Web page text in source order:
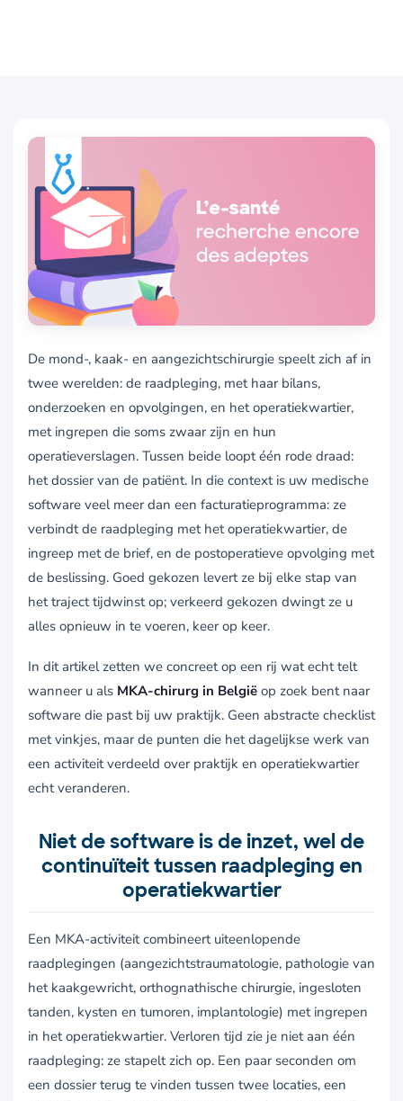
De mond-, kaak- en aangezichtschirurgie speelt zich af in
twee werelden: de raadpleging, met haar bilans,
onderzoeken en opvolgingen, en het operatiekwartier,
met ingrepen die soms zwaar zijn en hun
operatieverslagen. Tussen beide loopt één rode draad:
het dossier van de patiënt. In die context is uw medische
software veel meer dan een facturatieprogramma: ze
verbindt de raadpleging met het operatiekwartier, de
ingreep met de brief, en de postoperatieve opvolging met
de beslissing. Goed gekozen levert ze bij elke stap van
het traject tijdwinst op; verkeerd gekozen dwingt ze u
alles opnieuw in te voeren, keer op keer.
In dit artikel zetten we concreet op een rij wat echt telt
wanneer u als MKA-chirurg in België op zoek bent naar
software die past bij uw praktijk. Geen abstracte checklist
met vinkjes, maar de punten die het dagelijkse werk van
een activiteit verdeeld over praktijk en operatiekwartier
echt veranderen.
Niet de software is de inzet, wel de
continuïteit tussen raadpleging en
operatiekwartier
Een MKA-activiteit combineert uiteenlopende
raadplegingen (aangezichtstraumatologie, pathologie van
het kaakgewricht, orthognathische chirurgie, ingesloten
tanden, kysten en tumoren, implantologie) met ingrepen
in het operatiekwartier. Verloren tijd zie je niet aan één
raadpleging: ze stapelt zich op. Een paar seconden om
een dossier terug te vinden tussen twee locaties, een